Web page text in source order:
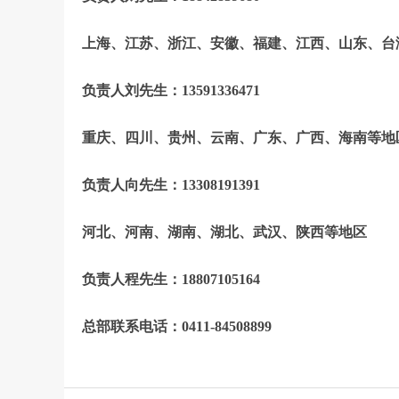
上海、江苏、浙江、安徽、福建、江西、山东、
负责人刘先生：13591336471
重庆、四川、贵州、云南、广东、广西、海南等地
负责人向先生：13308191391
河北、 河南、湖南、湖北、武汉、陕西等地区
负责人程先生：18807105164
总部联系电话：0411-84508899